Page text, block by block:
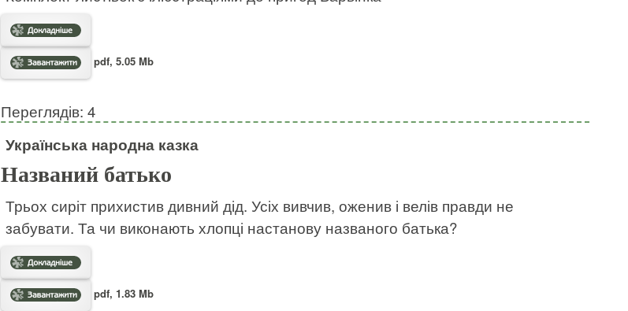
pdf, 5.05 Mb
Переглядів: 4
Українська народна казка
Названий батько
Трьох сиріт прихистив дивний дід. Усіх вивчив, оженив і велів правди не
забувати. Та чи виконають хлопці настанову названого батька?
pdf, 1.83 Mb